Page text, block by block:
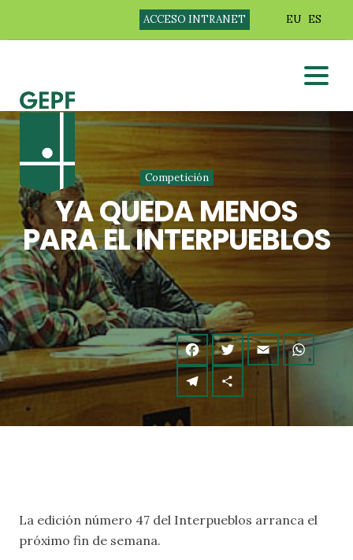
ACCESO INTRANET EU ES
Competición
YA QUEDA MENOS
PARA EL INTERPUEBLOS
La edición número 47 del Interpueblos arranca el
próximo fin de semana.